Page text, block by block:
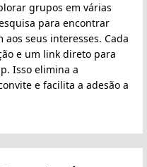
grupos em várias
para encontrar
seus interesses. Cada
e um link direto para
Isso elimina a
e facilita a adesão a